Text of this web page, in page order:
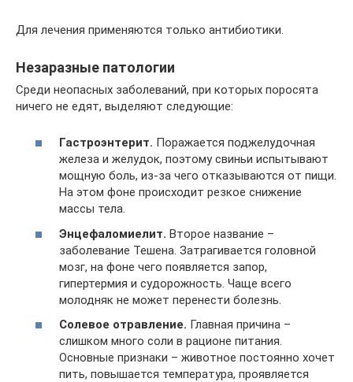
Для лечения применяются только антибиотики.
Незаразные патологии
Среди неопасных заболеваний, при которых поросята
ничего не едят, выделяют следующие:
Гастроэнтерит. Поражается поджелудочная
железа и желудок, поэтому свиньи испытывают
мощную боль, из-за чего отказываются от пищи.
На этом фоне происходит резкое снижение
массы тела.
Энцефаломиелит. Второе название –
заболевание Тешена. Затрагивается головной
мозг, на фоне чего появляется запор,
гипертермия и судорожность. Чаще всего
молодняк не может перенести болезнь.
Солевое отравление. Главная причина –
слишком много соли в рационе питания.
Основные признаки – животное постоянно хочет
пить, повышается температура, проявляется